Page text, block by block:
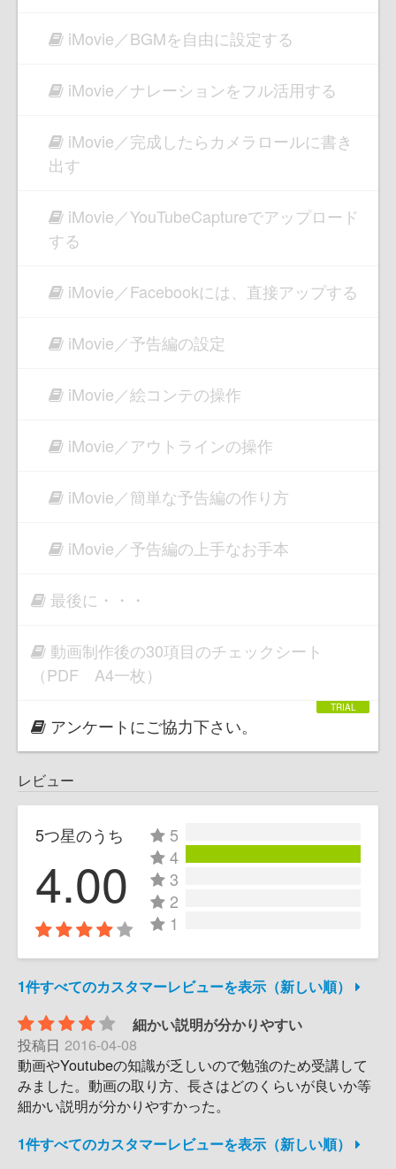
iMovie／BGMを自由に設定する
iMovie／ナレーションをフル活用する
iMovie／完成したらカメラロールに書き
出す
iMovie／YouTubeCaptureでアップロード
する
iMovie／Facebookには、直接アップする
iMovie／予告編の設定
iMovie／絵コンテの操作
iMovie／アウトラインの操作
iMovie／簡単な予告編の作り方
iMovie／予告編の上手なお手本
最後に・・・
動画制作後の30項目のチェックシート
（PDF A4一枚）
アンケートにご協力下さい。
レビュー
5つ星のうち
4.00
5
4
3
2
1
1件すべてのカスタマーレビューを表示（新しい順）
細かい説明が分かりやすい
投稿日 2016-04-08
動画やYoutubeの知識が乏しいので勉強のため受講して
みました。動画の取り方、長さはどのくらいが良いか等
細かい説明が分かりやすかった。
1件すべてのカスタマーレビューを表示（新しい順）